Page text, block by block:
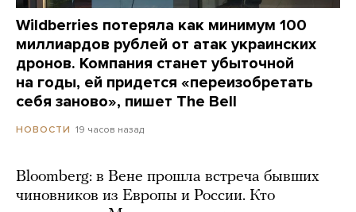
Wildberries потеряла как минимум 100
миллиардов рублей от атак украинских
дронов. Компания станет убыточной
на годы, ей придется «переизобретать
себя заново», пишет The Bell
НОВОСТИ 19 часов назад
Bloomberg: в Вене прошла встреча бывших
чиновников из Европы и России. Кто